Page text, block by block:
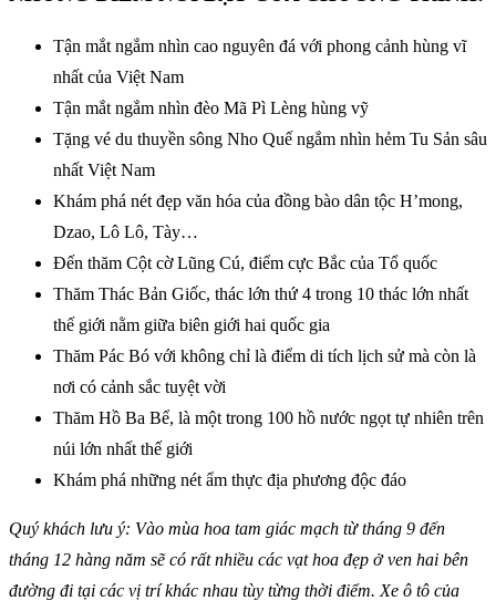
Tận mắt ngắm nhìn cao nguyên đá với phong cảnh hùng vĩ
nhất của Việt Nam
Tận mắt ngắm nhìn đèo Mã Pì Lèng hùng vỹ
Tặng vé du thuyền sông Nho Quế ngắm nhìn hẻm Tu Sản sâu
nhất Việt Nam
Khám phá nét đẹp văn hóa của đồng bào dân tộc H’mong,
Dzao, Lô Lô, Tày…
Đến thăm Cột cờ Lũng Cú, điểm cực Bắc của Tổ quốc
Thăm Thác Bản Giốc, thác lớn thứ 4 trong 10 thác lớn nhất
thế giới nằm giữa biên giới hai quốc gia
Thăm Pác Bó với không chỉ là điểm di tích lịch sử mà còn là
nơi có cảnh sắc tuyệt vời
Thăm Hồ Ba Bể, là một trong 100 hồ nước ngọt tự nhiên trên
núi lớn nhất thế giới
Khám phá những nét ẩm thực địa phương độc đáo
Quý khách lưu ý: Vào mùa hoa tam giác mạch từ tháng 9 đến
tháng 12 hàng năm sẽ có rất nhiều các vạt hoa đẹp ở ven hai bên
đường đi tại các vị trí khác nhau tùy từng thời điểm. Xe ô tô của